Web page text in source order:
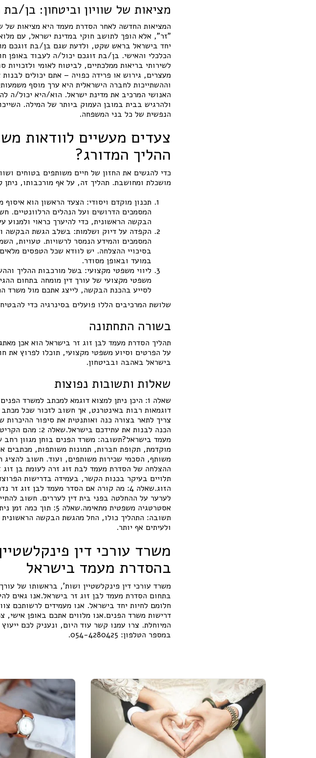
מציאות של שוויון וביטחון: בן/
המציאות החדשה לאחר הסדרת מעמד היא מציאות של
"זר", אלא הופך לתושב חוקי במדינת ישראל, עם
יחד בישראל בראש שקט, ולדעת שגם בן/בת זוגכם
הכלכלי והאישי. בן/בת זוגכם יכול/ה לעבוד
לשירותי בריאות ממלכתיים, לביטוח לאומי
מעצרים, גירוש או פרידה כפויה – אתם יכולים
וההשתייכות לחברה הישראלית היא ערך מוסף
האנושי המרכיב את מדינת ישראל. הוא/היא יכול/ה
ולהרגיש בבית במובן העמוק ביותר של המילה.
הנפשית של כל בני המשפחה.
צעדים מעשיים לוודאות
ההליך המדורג?
כדי להגשים את החזון של חיים משותפים בטוחים
מושכלת ומחושבת. תהליך זה, על אף מורכבותו, ניתן
תכנון מוקדם ויסודי: הצעד הראשון הוא
המסמכים הדרושים ועל הנהלים הרלוונטיים.
הבקשה הראשונית, כדי להיערך כראוי ולמנוע
הקפדה על דיוק ושלמות: בשלב הגשת הבקשה
המסמכים והמידע הנמסר לרשויות. טעויות,
בסיכויי ההצלחה. יש לוודא שכל הטפסים
במועד ובאופן מסודר.
ליווי משפטי מקצועי: בשל מורכבות ההליך
משפטי מקצועי של עורך דין מומחה בתחום
לסייע בהכנת הבקשה, לייצג אתכם מול משרד
שלושת המרכיבים הללו פועלים בסינרגיה כדי
בשורה התחתונה
תהליך הסדרת מעמד לבן זוג זר בישראל הוא אכן
על הפרטים וסיוע משפטי מקצועי, תוכלו לפרוץ את
בישראל באהבה ובביטחון.
שאלות ותשובות נפוצות
שאלה 1: היכן ניתן למצוא דוגמא למכתב למשרד
דוגמאות רבות באינטרנט, אך חשוב לזכור שכל
צריך לתאר בצורה כנה ואותנטית את סיפור
הכנה לבנות את
מעמד בישראל?תשובה: משרד הפנים בוחן מגוון רחב
מוקדמת, תקופת חברות, תמונות משותפות, מכתבים
ההצלחה של הסדרת מעמד לבת זוג זרה לעומת בן
תלויים בעיקר בכנות הקשר, בעמידה בדרישות
הזוג.שאלה 4: מה קורה אם הסדר מעמד לבן
לערער על ההחלטה בפני בית דין לעררים. חשוב
אסטרטגיה משפטית
ולעיתים אף יותר.
משרד עורכי דין
בהסדרת מעמד בישראל
משרד עורכי דין פינקלשטיין ושות', בראשותו של
בתחום הסדרת מעמד לבן זוג זר בישראל.אנו גאים
חלומם לחיות יחד בישראל. אנו מעמידים לרשותכם
דרישות משרד הפנים.אנו מלווים אתכם באופן
המיוחלת. צרו עמנו קשר עוד היום, ונעניק לכם
במספר הטלפון: 054-4280425.